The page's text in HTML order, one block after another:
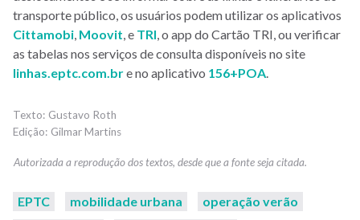
transporte público, os usuários podem utilizar os aplicativos
Cittamobi, Moovit, e TRI, o app do Cartão TRI, ou verificar
as tabelas nos serviços de consulta disponíveis no site
linhas.eptc.com.bre no aplicativo 156+POA.
Gustavo Roth
Gilmar Martins
EPTC mobilidade urbana
operação verão